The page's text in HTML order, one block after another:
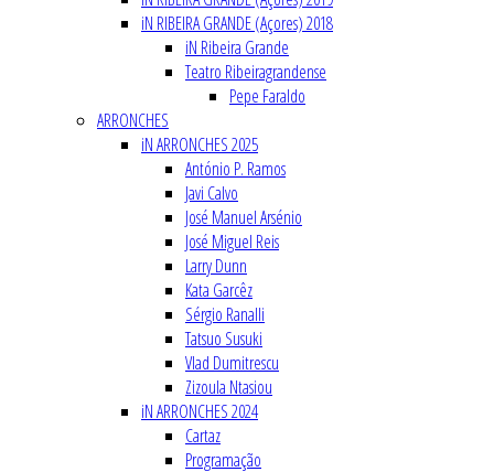
iN RIBEIRA GRANDE (Açores) 2018
iN Ribeira Grande
Teatro Ribeiragrandense
Pepe Faraldo
ARRONCHES
iN ARRONCHES 2025
António P. Ramos
Javi Calvo
José Manuel Arsénio
José Miguel Reis
Larry Dunn
Kata Garcêz
Sérgio Ranalli
Tatsuo Susuki
Vlad Dumitrescu
Zizoula Ntasiou
iN ARRONCHES 2024
Cartaz
Programação